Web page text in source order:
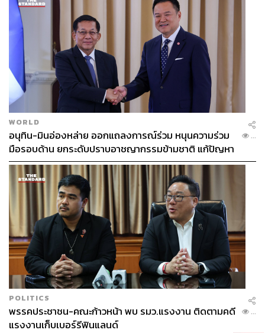
WORLD
อนุทิน-มินอ่องหล่าย ออกแถลงการณ์ร่วม หนุนความร่วม
มือรอบด้าน ยกระดับปราบอาชญากรรมข้ามชาติ แก้ปัญหา
หมอกควัน-มลพิษทางน้ำ
...
POLITICS
พรรคประชาชน-คณะก้าวหน้า พบ รมว.แรงงาน ติดตามคดี
แรงงานเก็บเบอร์รีฟินแลนด์
...